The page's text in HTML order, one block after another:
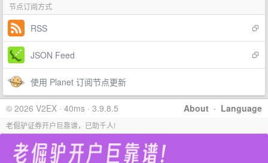
节点订阅方式
RSS
JSON Feed
使用 Planet 订阅节点更新
About · Language
© 2026 V2EX · 40ms · 3.9.8.5
老倔驴证券开户巨靠谱，已助千人!